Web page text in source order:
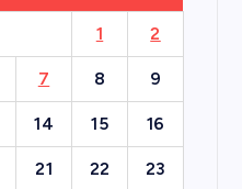
1 2
7 8 9
14 15 16
21 22 23